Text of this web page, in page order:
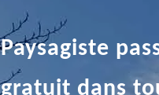
Paysagiste
gratuit dans